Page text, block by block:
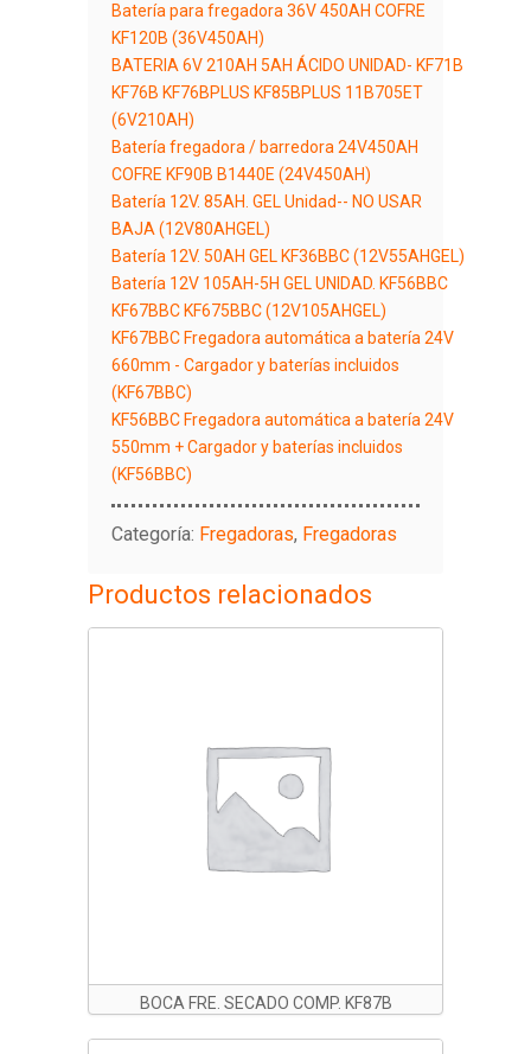
Batería para fregadora 36V 450AH COFRE
KF120B (36V450AH)
BATERIA 6V 210AH 5AH ÁCIDO UNIDAD- KF71B
KF76B KF76BPLUS KF85BPLUS 11B705ET
(6V210AH)
Batería fregadora / barredora 24V450AH
COFRE KF90B B1440E (24V450AH)
Batería 12V. 85AH. GEL Unidad-- NO USAR
BAJA (12V80AHGEL)
Batería 12V. 50AH GEL KF36BBC (12V55AHGEL)
Batería 12V 105AH-5H GEL UNIDAD. KF56BBC
KF67BBC KF675BBC (12V105AHGEL)
KF67BBC Fregadora automática a batería 24V
660mm - Cargador y baterías incluidos
(KF67BBC)
KF56BBC Fregadora automática a batería 24V
550mm + Cargador y baterías incluidos
(KF56BBC)
Categoría: Fregadoras, Fregadoras
Productos relacionados
BOCA FRE. SECADO COMP. KF87B